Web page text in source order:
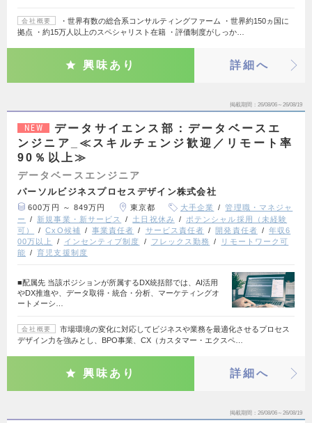
会社概要
・世界有数の総合系コンサルティングファーム ・世界約150ヵ国に
拠点 ・約15万人以上のスペシャリスト在籍 ・評価制度がしっか…
興味あり 詳細へ
掲載期間 26/08/06～26/08/19
NEW
データサイエンス部：データベースエ
ンジニア_≪スキルチェンジ歓迎／リモート率
90％以上≫
データベースエンジニア
パーソルビジネスプロセスデザイン株式会社
600万円 ～ 849万円 東京都 大手企業
管理職・マネジャ
ー
新規事業・新サービス 土日祝休み
ポテンシャル採用（未経験
可）
CxO候補 事業責任者 サービス責任者 開発責任者
年収6
00万以上
インセンティブ制度 フレックス勤務
リモートワーク可
能
育児支援制度
■配属先 当該ポジションが所属するDX統括部では、AI活用
やDX推進や、データ取得・統合・分析、マーケティングオ
ートメーシ…
会社概要
市場環境の変化に対応してビジネスや業務を最適化させるプロセス
デザイン力を強みとし、BPO事業、CX（カスタマー・エクスペ…
興味あり 詳細へ
掲載期間 26/08/06～26/08/19